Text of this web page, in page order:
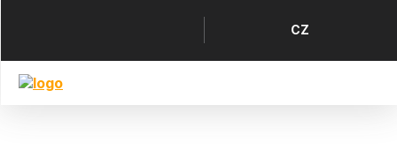
obsahu
menu
Jazyk
CZ